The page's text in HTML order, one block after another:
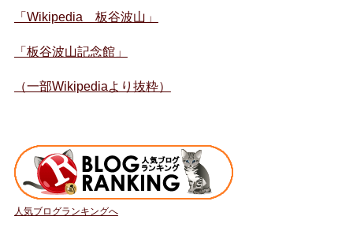
「Wikipedia 板谷波山」
「板谷波山記念館」
（一部Wikipediaより抜粋）
人気ブログランキングへ